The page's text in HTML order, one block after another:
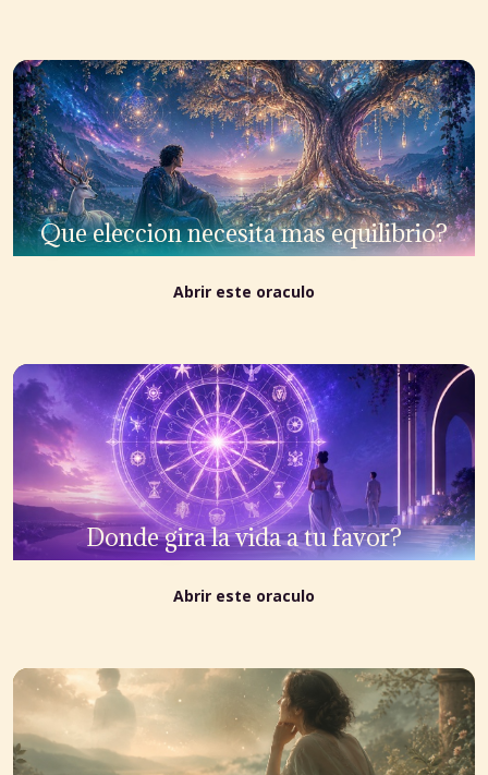
Que eleccion necesita mas equilibrio?
Abrir este oraculo
Donde gira la vida a tu favor?
Abrir este oraculo